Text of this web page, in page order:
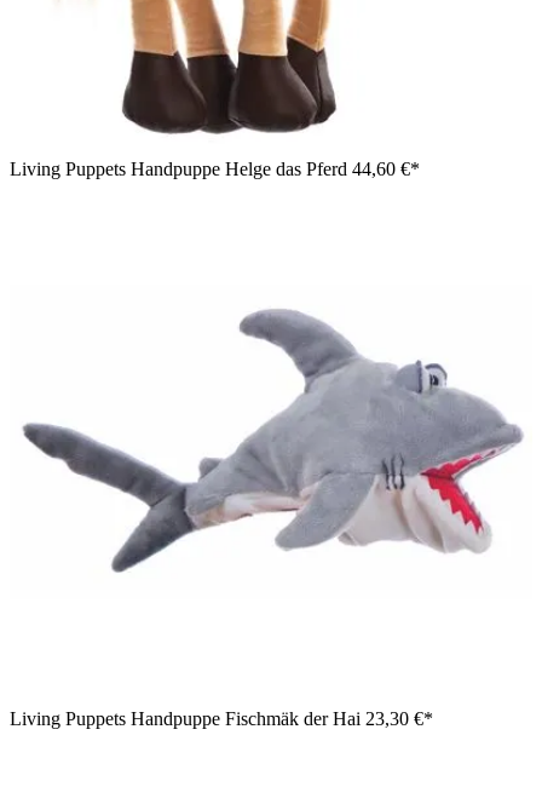
Living Puppets Handpuppe Helge das Pferd 44,60 €*
Living Puppets Handpuppe Fischmäk der Hai 23,30 €*